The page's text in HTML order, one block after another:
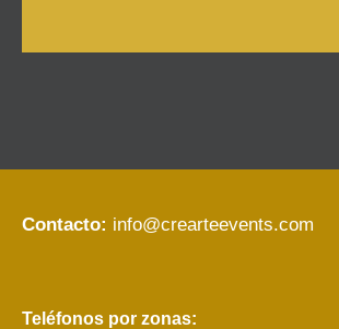
Contacto: info@crearteevents.com
Teléfonos por zonas: